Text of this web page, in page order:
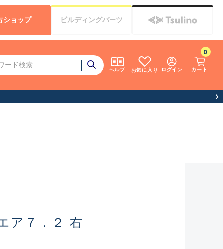
ヘルプ お気に入り ログイン カート
0
ショップ ビルディングパーツ
ア７．２ 右